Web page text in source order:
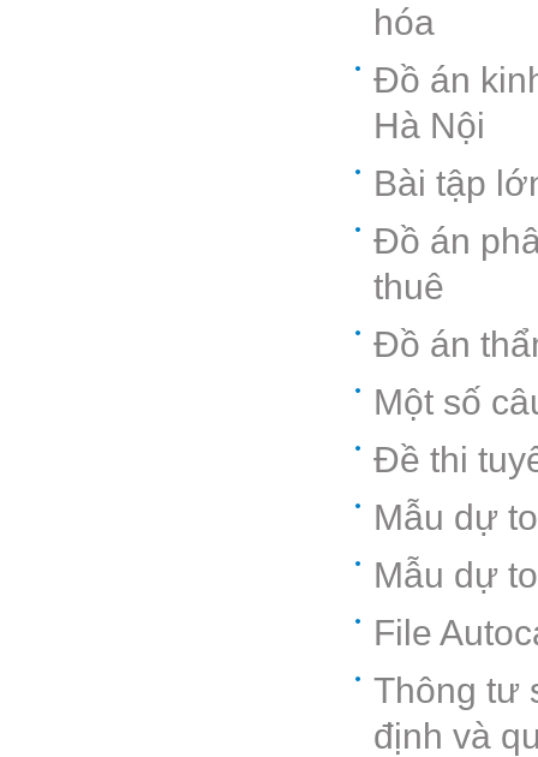
hóa
Đồ án
Hà Nội
Bài tập
Đồ án
thuê
Đồ án
Một số
Đề thi
Mẫu dự
Mẫu dự
File
Thông tư
định và